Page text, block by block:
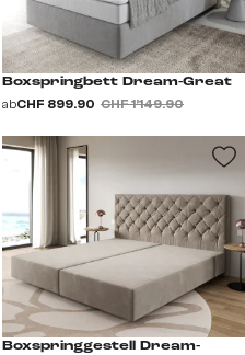
Boxspringbett Dream-Great
abCHF 899.90 CHF 1’149.90
Boxspringgestell Dream-